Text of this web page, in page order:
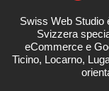
Swiss Web Studio
Svizzera
eCommerce e
Ticino, Locarno,